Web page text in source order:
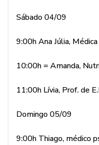
Sábado 04/09
9:00h Ana Júlia,
10:00h = Amanda,
11:00h Lívia, Prof. de
Domingo 05/09
9:00h Thiago, médico